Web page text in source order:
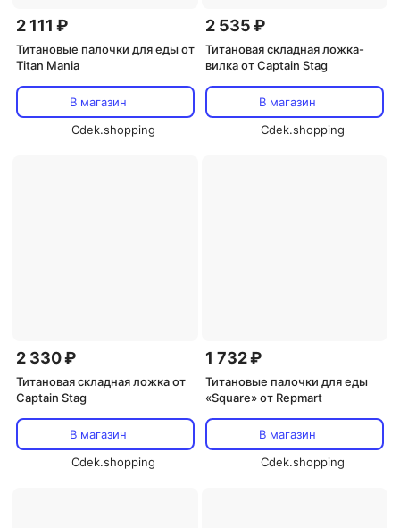
2 111 ₽
Титановые палочки для еды от
Titan Mania
В магазин
Cdek.shopping
2 535 ₽
Титановая складная ложка-
вилка от Captain Stag
В магазин
Cdek.shopping
2 330 ₽
Титановая складная ложка от
Captain Stag
В магазин
Cdek.shopping
1 732 ₽
Титановые палочки для еды
«Square» от Repmart
В магазин
Cdek.shopping